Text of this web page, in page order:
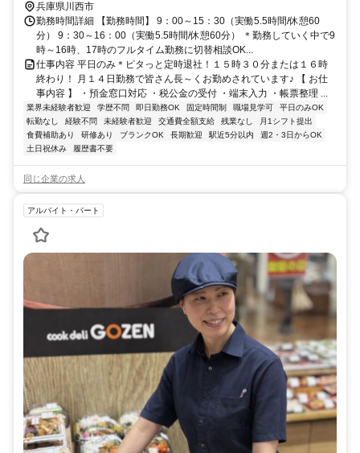
兵庫県川西市
勤務時間詳細 【勤務時間】 9：00～15：30（実働5.5時間/休憩60
分） 9：30～16：00（実働5.5時間/休憩60分） ＊勤務していく中で9
時～16時、17時のフルタイム勤務に切替相談OK...
仕事内容 平日のみ＊ピタっと定時退社！１５時３０分または１６時
終わり！ 月１４日勤務で皆さん長～くお勤めされています♪ 【 お仕
事内容 】 ・預金窓口対応 ・税公金の受付 ・端末入力 ・帳票整理 ...
業界未経験者歓迎 学歴不問 即日勤務OK 固定時間制 職場見学可
平日のみOK
転勤なし
経験不問 未経験者歓迎 交通費全額支給 残業なし
月1シフト提出
食費補助あり
研修あり ブランクOK 長期歓迎 駅近5分以内
週2・3日からOK
土日祝休み
履歴書不要
同じ企業の求人
アルバイト・パート